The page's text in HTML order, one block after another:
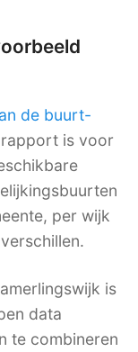
de buurt-
is voor
per wijk
is
data
te combineren